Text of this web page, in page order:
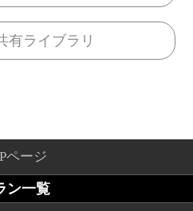
有ライブラリ
ページ
ン一覧